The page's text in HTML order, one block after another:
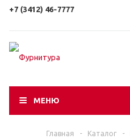
+7 (3412) 46-7777
МЕНЮ
Главная - Каталог -